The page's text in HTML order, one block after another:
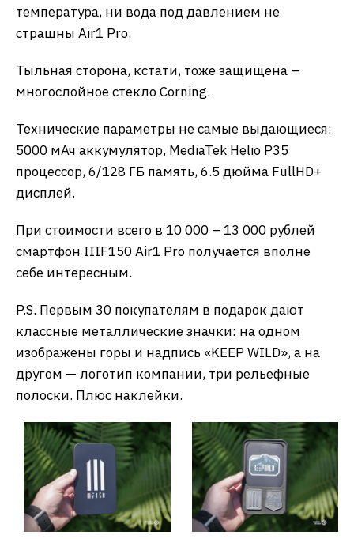
температура, ни вода под давлением не
страшны Air1 Pro.
Тыльная сторона, кстати, тоже защищена –
многослойное стекло Corning.
Технические параметры не самые выдающиеся:
5000 мАч аккумулятор, MediaTek Helio P35
процессор, 6/128 ГБ память, 6.5 дюйма FullHD+
дисплей.
При стоимости всего в 10 000 – 13 000 рублей
смартфон IIIF150 Air1 Pro получается вполне
себе интересным.
P.S. Первым 30 покупателям в подарок дают
классные металлические значки: на одном
изображены горы и надпись «KEEP WILD», а на
другом — логотип компании, три рельефные
полоски. Плюс наклейки.